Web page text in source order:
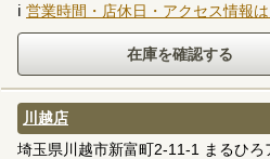
ℹ 営業時間・店休日・アクセス情報
川越店
埼玉県川越市新富町2-11-1 まるひろ